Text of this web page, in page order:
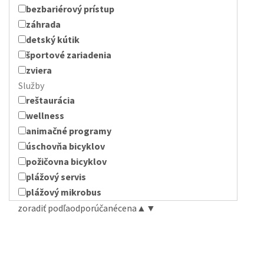
bezbariérový prístup
záhrada
detský kútik
športové zariadenia
zviera
Služby
reštaurácia
wellness
animačné programy
úschovňa bicyklov
požičovna bicyklov
plážový servis
plážový mikrobus
zoradiť podľaodporúčanécena ▲ ▼